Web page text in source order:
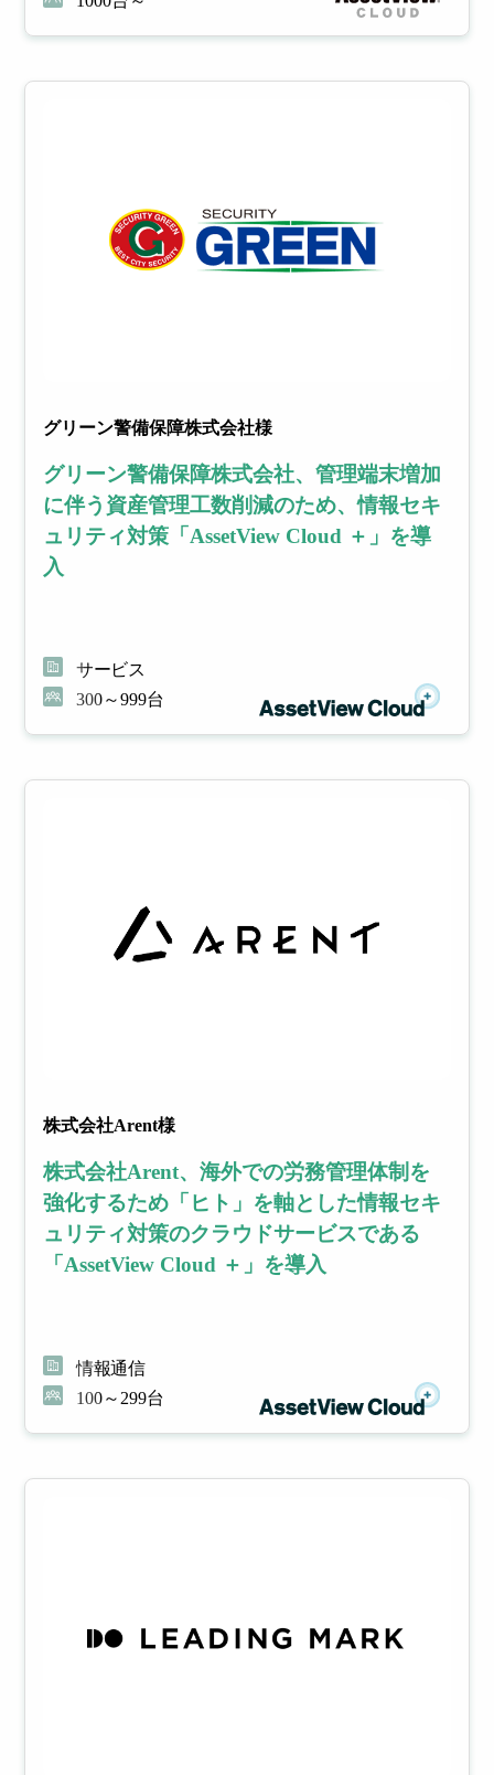
グリーン警備保障株式会社様
グリーン警備保障株式会社、管理端末増加
に伴う資産管理工数削減のため、情報セキ
ュリティ対策「AssetView Cloud ＋」を導
入
サービス
300～999台
株式会社Arent様
株式会社Arent、海外での労務管理体制を
強化するため「ヒト」を軸とした情報セキ
ュリティ対策のクラウドサービスである
「AssetView Cloud ＋」を導入
情報通信
100～299台